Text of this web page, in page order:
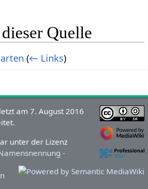
Quelle
(← Links)
am 7. August 2016
unter der Lizenz
-